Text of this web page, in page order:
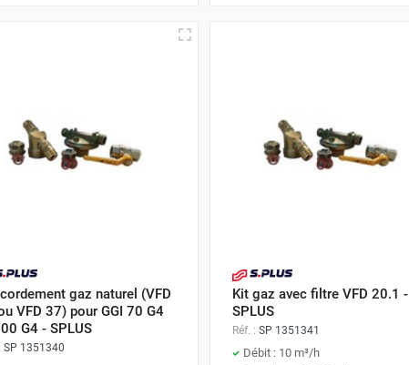
gaz naturel (VFD
VFD 37) pour GGI 70 G4
G4 - SPLUS
SP 1351340
Kit gaz avec filtre VFD 20.1 -
SPLUS
Réf. : SP 1351341
Débit : 10 m³/h